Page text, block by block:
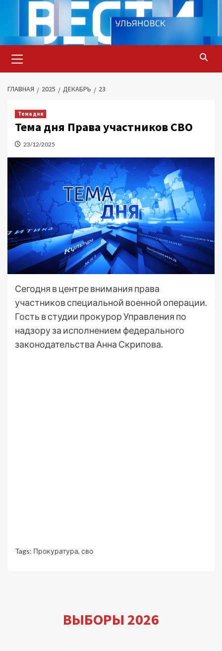
содержимому
меню
ГЛАВНАЯ 2025 ДЕКАБРЬ 23
Тема дня
Тема дня Права участников СВО
23/12/2025
Сегодня в центре внимания права
участников специальной военной операции.
Гость в студии прокурор Управления по
надзору за исполнением федерального
законодательства Анна Скрипова.
Tags: Прокуратура, сво
ВЫБОРЫ 2026